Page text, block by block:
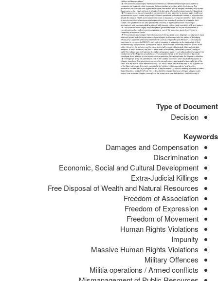
Type of Document
Decision
Keywords
Damages and Compensation
Discrimination
Economic, Social and Cultural Development
Extra-Judicial Killings
Free Disposal of Wealth and Natural Resources
Freedom of Association
Freedom of Expression
Freedom of Movement
Human Rights Violations
Impunity
Massive Human Rights Violations
Military Offences
Militia operations / Armed conflicts